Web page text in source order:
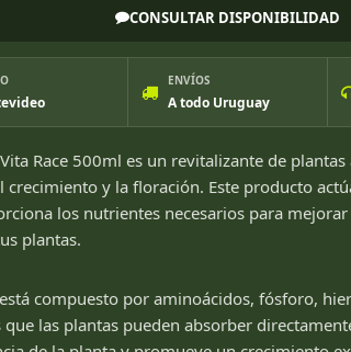
CONSULTAR DISPONIBILIDAD
ENVÍOS
A todo Uruguay
Race 500ml es un revitalizante de
crecimiento y la floración. Este producto
los nutrientes necesarios para
plantas.
compuesto por aminoácidos, fósforo,
que las plantas pueden absorber